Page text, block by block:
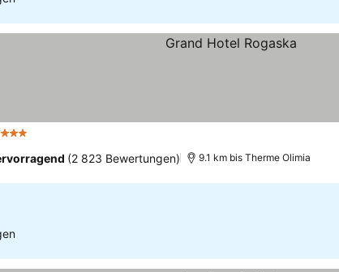
(2 823 Bewertungen) 9.1 km bis Therme Olimia